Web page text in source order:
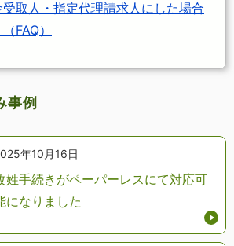
取人・指定代理請求人にした場合
FAQ）
事例
年10月16日
姓手続きがペーパーレスにて対応可
になりました